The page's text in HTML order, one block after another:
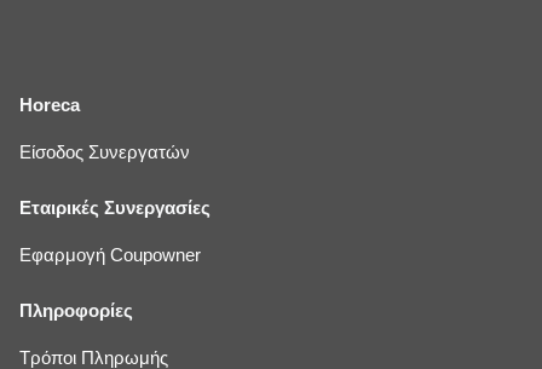
Horeca
Είσοδος Συνεργατών
Εταιρικές Συνεργασίες
Εφαρμογή Coupowner
Πληροφορίες
Τρόποι Πληρωμής